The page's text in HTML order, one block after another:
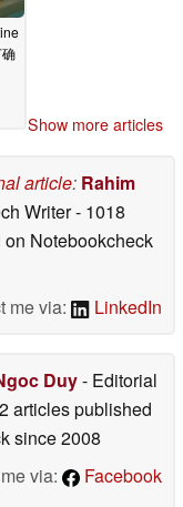
Show more articles
article: Rahim
Writer- 1018
Notebookcheck
me via:
LinkedIn
Duy- Editorial
articles published
since 2008
via:
Facebook